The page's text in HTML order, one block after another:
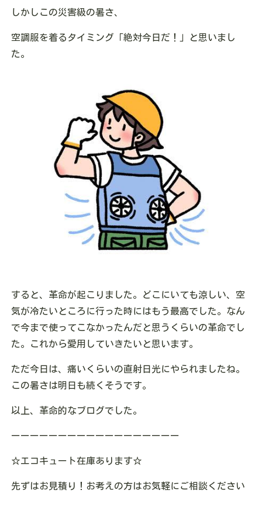
しかしこの災害級の暑さ、
空調服を着るタイミング「絶対今日だ！」と思いまし
た。
すると、革命が起こりました。どこにいても涼しい、空
気が冷たいところに行った時にはもう最高でした。なん
で今まで使ってこなかったんだと思うくらいの革命でし
た。これから愛用していきたいと思います。
ただ今日は、痛いくらいの直射日光にやられましたね。
この暑さは明日も続くそうです。
以上、革命的なブログでした。
ーーーーーーーーーーーーーーーーーー
☆エコキュート在庫あります☆
先ずはお見積り！お考えの方はお気軽にご相談ください